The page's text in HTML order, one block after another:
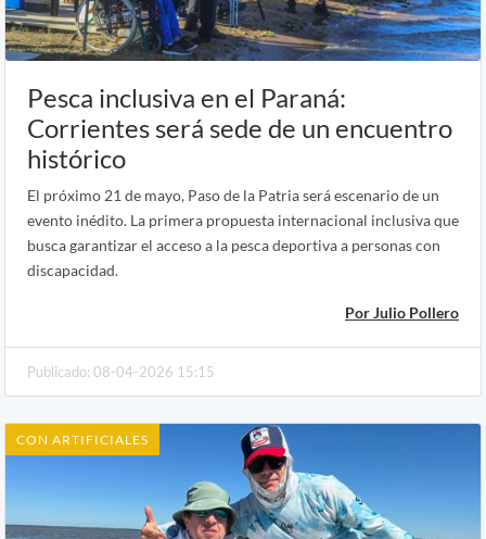
Pesca inclusiva en el Paraná:
Corrientes será sede de un encuentro
histórico
El próximo 21 de mayo, Paso de la Patria será escenario de un
evento inédito. La primera propuesta internacional inclusiva que
busca garantizar el acceso a la pesca deportiva a personas con
discapacidad.
Por Julio Pollero
Publicado: 08-04-2026 15:15
CON ARTIFICIALES